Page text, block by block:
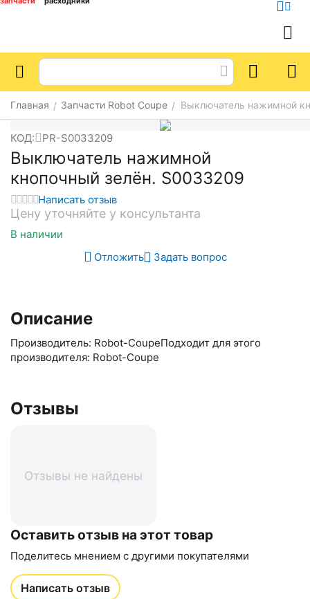
Главная / Запчасти Robot Coupe / Выключатель нажимной
КОД: PR-S0033209
Выключатель нажимной
кнопочный зелён. S0033209
Написать отзыв
Цену уточняйте у консультанта
В наличии
Отложить
Задать вопрос
Описание
Производитель: Robot-CoupeПодходит для этого
производителя: Robot-Coupe
Отзывы
Отзывы не найдены
Оставить отзыв на этот товар
Поделитесь мнением с другими покупателями
Написать отзыв